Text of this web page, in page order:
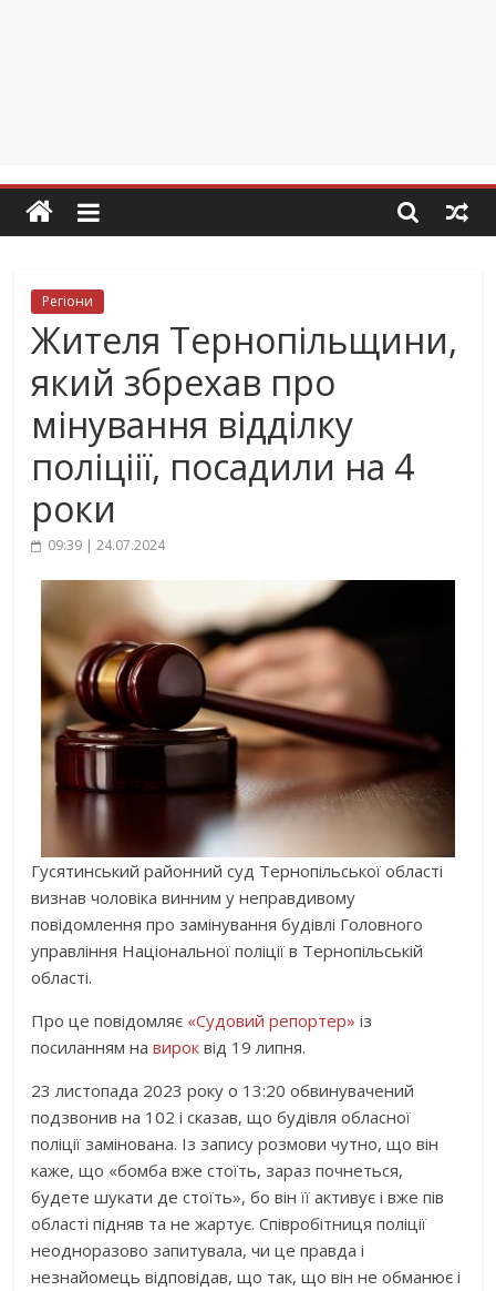
Регіони
Жителя Тернопільщини,
який збрехав про
мінування відділку
поліціії, посадили на 4
роки
09:39 | 24.07.2024
Гусятинський районний суд Тернопільської області
визнав чоловіка винним у неправдивому
повідомлення про замінування будівлі Головного
управління Національної поліції в Тернопільській
області.
Про це повідомляє «Судовий репортер» із
посиланням навирок від 19 липня.
23 листопада 2023 року о 13:20 обвинувачений
подзвонив на 102 і сказав, що будівля обласної
поліції замінована. Із запису розмови чутно, що він
каже, що «бомба вже стоїть, зараз почнеться,
будете шукати де стоїть», бо він її активує і вже пів
області підняв та не жартує. Співробітниця поліції
неодноразово запитувала, чи це правда і
незнайомець відповідав, що так, що він не обманює і